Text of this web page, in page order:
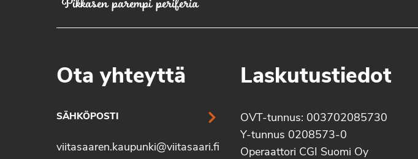
Ota yhteyttä
SÄHKÖPOSTI
viitasaaren.kaupunki@viitasaari.fi
Laskutustiedot
OVT-tunnus: 003702085730
Y-tunnus 0208573-0
Operaattori CGI Suomi Oy